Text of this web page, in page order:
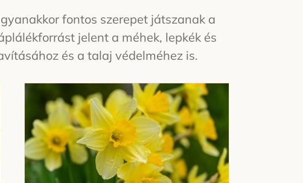
fontos szerepet játszanak a
jelent a méhek, lepkék és
és a talaj védelméhez is.